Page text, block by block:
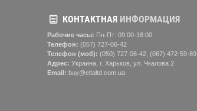
КОНТАКТНАЯИНФОРМАЦИЯ
Рабочие часы: Пн-Пт: 09:00-18:00
Телефон: (057) ‎727-06-42
Телефон (моб): (050) 727-06-42, (067) 472-59-89
Адрес: Украина, г. Харьков, ул. Чкалова 2
Email: buy@eltaltd.com.ua